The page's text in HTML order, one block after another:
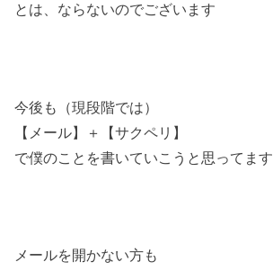
とは、ならないのでございます
今後も（現段階では）
【メール】＋【サクペリ】
で僕のことを書いていこうと思ってます
メールを開かない方も